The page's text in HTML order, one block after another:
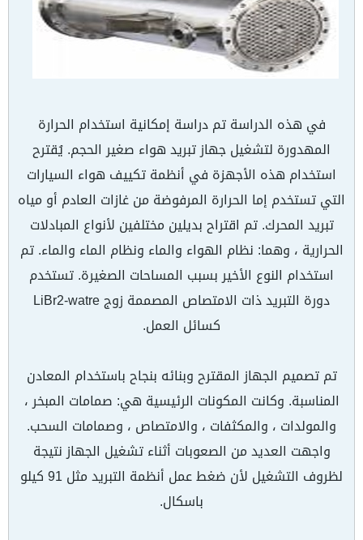
في هذه الدراسة تم دراسة إمكانية استخدام الحرارة
المهدورة لتشغيل جهاز تبريد هواء صغير الحجم. يُقترح
استخدام هذه الأجهزة في أنظمة تكييف هواء السيارات
التي تستخدم إما الحرارة المرفوضة من غازات العادم أو مياه
تبريد المحرك. تم اقتراح بديلين مختلفين لأنواع المبادلات
الحرارية ، وهما: نظام الهواء والماء ونظام الماء والماء. تم
استخدام النوع الأخير بسبب المساحات الصغيرة. تستخدم
دورة التبريد ذات الامتصاص المصممة زوج LiBr2-watre
كسائل العمل.
تم تصميم الجهاز المقترح وبنائه بنجاح باستخدام المعادن
المناسبة. وكانت المكونات الرئيسية هي: صمامات المبخر ،
والمولدات ، والمكثفات ، والامتصاص ، وصمامات السحب.
واجهت العديد من الصعوبات أثناء تشغيل الجهاز نتيجة
لظروف التشغيل لأن ضغط عمل أنظمة التبريد مثل 91 كيلو
باسكال.